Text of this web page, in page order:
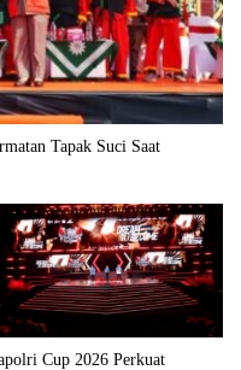
Tapak Suci Saat
Cup 2026 Perkuat